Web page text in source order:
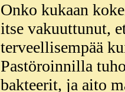
Onko kukaan
itse vakuuttunut,
terveellisempää
Pastöroinnilla
bakteerit, ja aito